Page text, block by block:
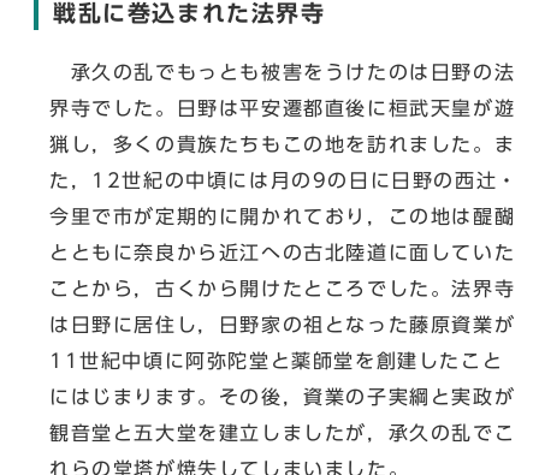
戦乱に巻込まれた法界寺
承久の乱でもっとも被害をうけたのは日野の法
界寺でした。日野は平安遷都直後に桓武天皇が遊
猟し，多くの貴族たちもこの地を訪れました。ま
た，12世紀の中頃には月の9の日に日野の西辻・
今里で市が定期的に開かれており，この地は醍醐
とともに奈良から近江への古北陸道に面していた
ことから，古くから開けたところでした。法界寺
は日野に居住し，日野家の祖となった藤原資業が
11世紀中頃に阿弥陀堂と薬師堂を創建したこと
にはじまります。その後，資業の子実綱と実政が
観音堂と五大堂を建立しましたが，承久の乱でこ
れらの堂塔が焼失してしまいました。